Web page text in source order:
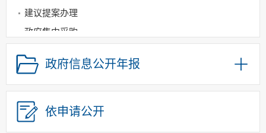
建议提案办理
政府集中采购
政策解读政府信息公开年报
依申请公开